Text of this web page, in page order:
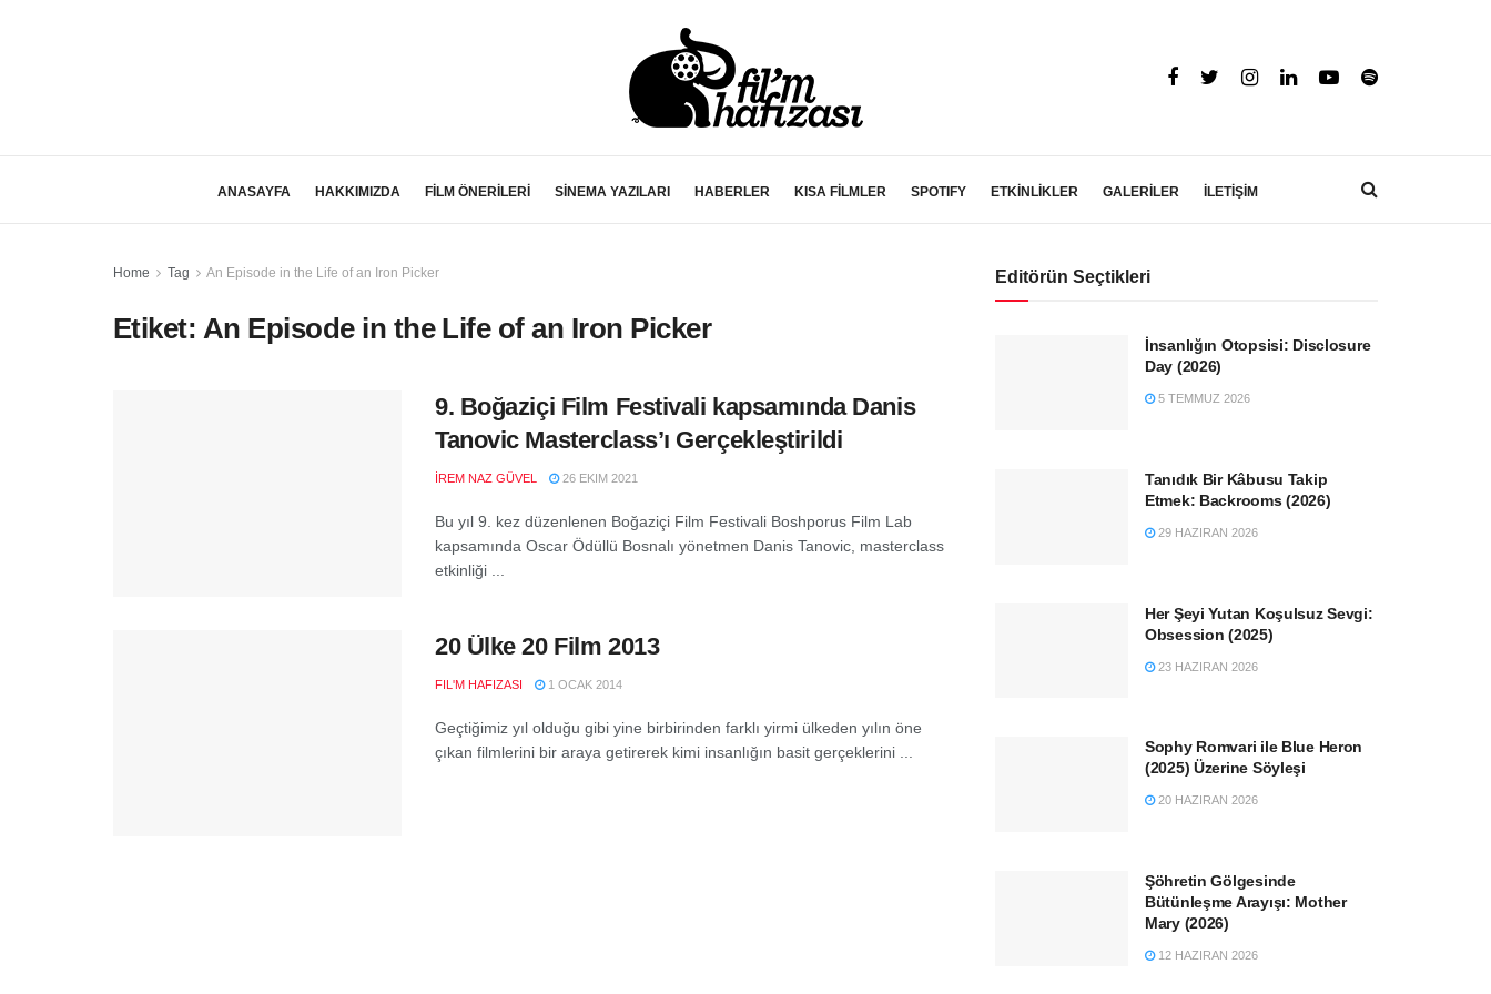
ANASAYFA HAKKIMIZDA FİLM ÖNERİLERİ SİNEMA YAZILARI HABERLER KISA FİLMLER SPOTIFY ETKİNLİKLER GALERİLER İLETİŞİM
Home Tag An Episode in the Life of an Iron Picker
Etiket: An Episode in the Life of an Iron Picker
9. Boğaziçi Film Festivali kapsamında Danis
Tanovic Masterclass’ı Gerçekleştirildi
İREM NAZ GÜVEL 26 EKIM 2021
Bu yıl 9. kez düzenlenen Boğaziçi Film Festivali Boshporus Film Lab
kapsamında Oscar Ödüllü Bosnalı yönetmen Danis Tanovic, masterclass
etkinliği ...
20 Ülke 20 Film 2013
FIL'M HAFIZASI 1 OCAK 2014
Geçtiğimiz yıl olduğu gibi yine birbirinden farklı yirmi ülkeden yılın öne
çıkan filmlerini bir araya getirerek kimi insanlığın basit gerçeklerini ...
Editörün Seçtikleri
İnsanlığın Otopsisi: Disclosure
Day (2026)
5 TEMMUZ 2026
Tanıdık Bir Kâbusu Takip
Etmek: Backrooms (2026)
29 HAZIRAN 2026
Her Şeyi Yutan Koşulsuz Sevgi:
Obsession (2025)
23 HAZIRAN 2026
Sophy Romvari ile Blue Heron
(2025) Üzerine Söyleşi
20 HAZIRAN 2026
Şöhretin Gölgesinde
Bütünleşme Arayışı: Mother
Mary (2026)
12 HAZIRAN 2026